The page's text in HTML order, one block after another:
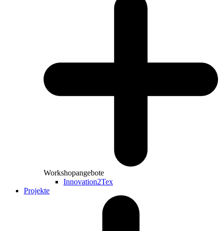
Workshopangebote
Innovation2Tex
Projekte